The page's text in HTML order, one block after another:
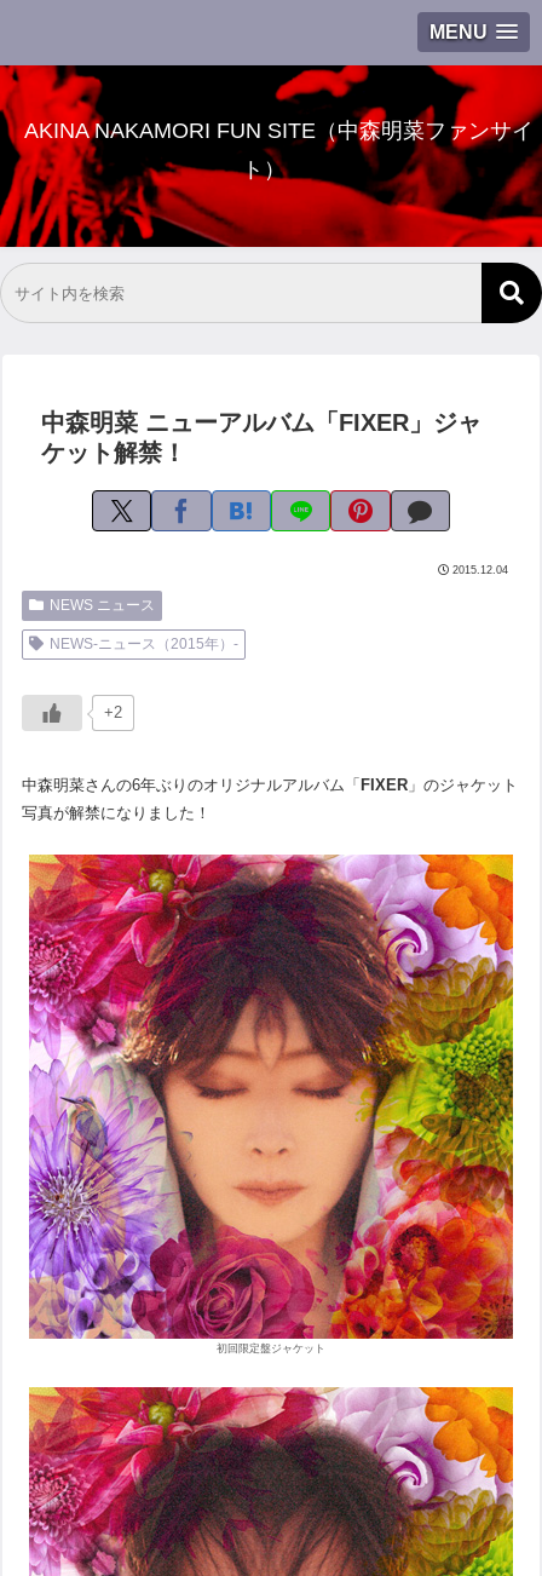
MENU
AKINA NAKAMORI FUN SITE（中森明菜ファンサイ
ト）
中森明菜 ニューアルバム「FIXER」ジャ
ケット解禁！
2015.12.04
NEWS ニュース
NEWS-ニュース（2015年）-
+2
中森明菜さんの6年ぶりのオリジナルアルバム「 FIXER 」のジャケット
写真が解禁になりました！
初回限定盤ジャケット